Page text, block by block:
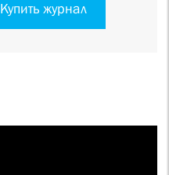
Купить журнал